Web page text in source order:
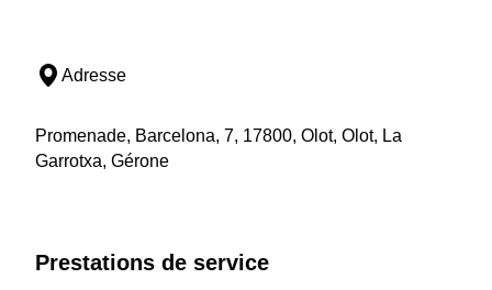
Adresse
Promenade, Barcelona, 7, 17800, Olot, Olot, La
Garrotxa, Gérone
Prestations de service